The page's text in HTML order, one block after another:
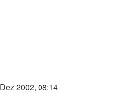
2002, 08:14